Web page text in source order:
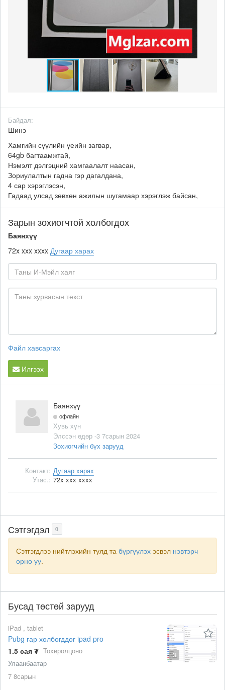
Байдал:
Шинэ
Хамгийн сүүлийн үеийн загвар,
64gb багтаамжтай,
Нэмэлт дэлгэцний хамгаалалт наасан,
Зориулалтын гадна гэр дагалдана,
4 сар хэрэглэсэн,
Гадаад улсад зөвхөн ажилын шугамаар хэрэглэж байсан,
Зарын зохиогчтой холбогдох
Баянхүү
72x xxx xxxx Дугаар харах
Файл хавсаргах
Илгээх
Баянхүү
офлайн
Хувь хүн
Элссэн өдөр -3 7сарын 2024
Зохиогчийн бүх зарууд
Контакт: Дугаар харах
Утас.: 72x xxx xxxx
Сэтгэгдэл 0
Сэтгэгдлээ нийтлэхийн тулд та бүргүүлэх эсвэл нэвтэрч
орно уу.
Бусад төстөй зарууд
3
iPad , tablet
Pubg гар холбогддог ipad pro
1.5 сая ₮ Тохиролцоно
Улаанбаатар
7 8сарын